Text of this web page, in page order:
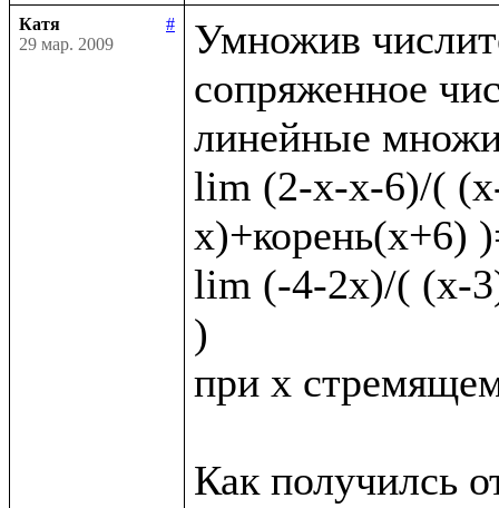
Катя
#
29 мар. 2009
Умножив
сопряженное
линейные
lim (2-x-x-6)/(
x)+корень(x+6)
lim (-4-2x)/( (x-
)
при x